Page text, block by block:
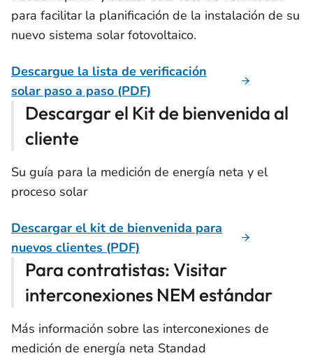
para facilitar la planificación de la instalación de su
nuevo sistema solar fotovoltaico.
Descargue la lista de verificación
solar paso a paso (PDF)
Descargar el Kit de bienvenida al
cliente
Su guía para la medición de energía neta y el
proceso solar
Descargar el kit de bienvenida para
nuevos clientes (PDF)
Para contratistas: Visitar
interconexiones NEM estándar
Más información sobre las interconexiones de
medición de energía neta Standad